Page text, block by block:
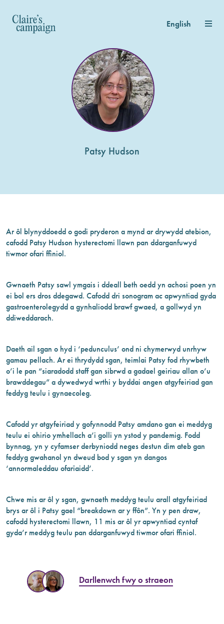
English
Patsy Hudson
Ar ôl blynyddoedd o godi pryderon a mynd ar drywydd atebion,
cafodd Patsy Hudson hysterectomi llawn pan ddarganfuwyd
tiwmor ofari ffiniol.
Gwnaeth Patsy sawl ymgais i ddeall beth oedd yn achosi poen yn
ei bol ers dros ddegawd. Cafodd dri sonogram ac apwyntiad gyda
gastroenterolegydd a gynhaliodd brawf gwaed, a gollwyd yn
ddiweddarach.
Daeth ail sgan o hyd i ‘pedunculus’ ond ni chymerwyd unrhyw
gamau pellach. Ar ei thrydydd sgan, teimlai Patsy fod rhywbeth
o’i le pan “siaradodd staff gan sibrwd a gadael geiriau allan o’u
brawddegau” a dywedwyd wrthi y byddai angen atgyfeiriad gan
feddyg teulu i gynaecoleg.
Cafodd yr atgyfeiriad y gofynnodd Patsy amdano gan ei meddyg
teulu ei ohirio ymhellach a’i golli yn ystod y pandemig. Fodd
bynnag, yn y cyfamser derbyniodd neges destun dim ateb gan
feddyg gwahanol yn dweud bod y sgan yn dangos
‘annormaleddau ofarïaidd’.
Chwe mis ar ôl y sgan, gwnaeth meddyg teulu arall atgyfeiriad
brys ar ôl i Patsy gael “breakdown ar y ffôn”. Yn y pen draw,
cafodd hysterectomi llawn, 11 mis ar ôl yr apwyntiad cyntaf
gyda’r meddyg teulu pan ddarganfuwyd tiwmor ofari ffiniol.
Darllenwch fwy o straeon